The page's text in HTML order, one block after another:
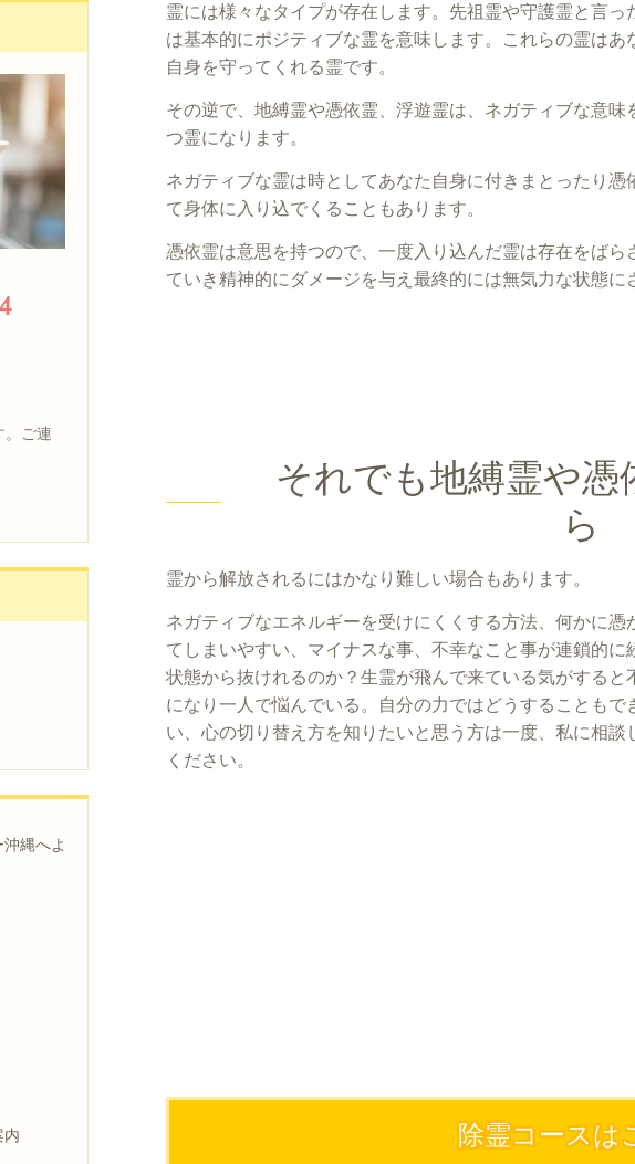
霊には様々なタイプが存在します。先祖霊や守護霊と言っ
は基本的にポジティブな霊を意味します。これらの霊はあ
自身を守ってくれる霊です。
その逆で、地縛霊や憑依霊、浮遊霊は、ネガティブな意味
つ霊になります。
ネガティブな霊は時としてあなた自身に付きまとったり憑
て身体に入り込でくることもあります。
憑依霊は意思を持つので、一度入り込んだ霊は存在をば
ていき精神的にダメージを与え最終的には無気力な状態
それでも地縛霊や
ら
霊から解放されるにはかなり難しい場合もあります。
ネガティブなエネルギーを受けにくくする方法、何かに憑
てしまいやすい、マイナスな事、不幸なこと事が連鎖的に
状態から抜けれるのか？ 生霊が飛んで来ている気がすると
になり一人で悩んでいる。自分の力ではどうすることもで
い、心の切り替え方を知りたいと思う方は一度、私に相談
ください。
除霊コースは
。ご連
縄へよ
内